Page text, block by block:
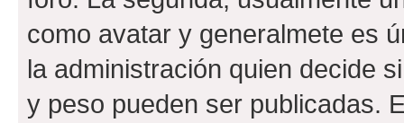
como avatar y generalmete es
la administración quien decide
y peso pueden ser publicadas.